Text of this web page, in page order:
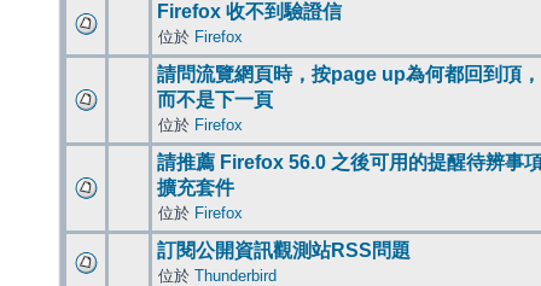
Firefox 收不到驗證信
位於 Firefox
請問流覽網頁時，按page up為何都回到頂，
而不是下一頁
位於 Firefox
請推薦 Firefox 56.0 之後可用的提醒待辨事
擴充套件
位於 Firefox
訂閱公開資訊觀測站RSS問題
位於 Thunderbird